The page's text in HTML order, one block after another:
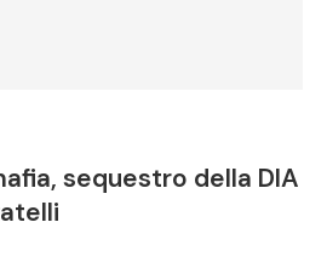
sequestro della DIA